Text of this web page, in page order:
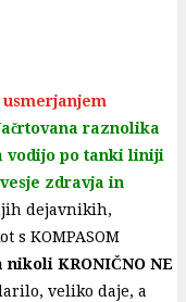
usmerjanjem
raznolika
vodijo po tanki liniji
zdravja in
dejavnikih,
s KOMPASOM
KRONIČNO NE
veliko daje, a